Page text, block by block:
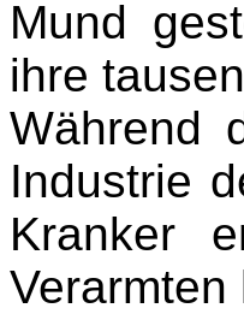
Mund
ihre
Während
Industrie
Kranker